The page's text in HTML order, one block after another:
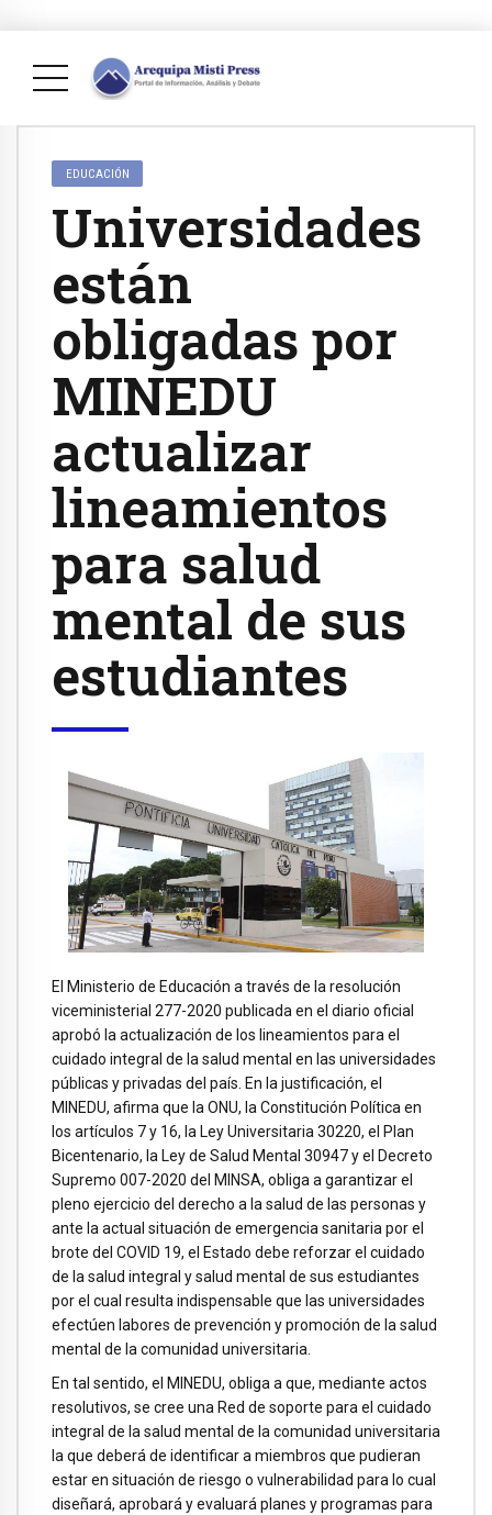
EDUCACIÓN
Universidades
están
obligadas por
MINEDU
actualizar
lineamientos
para salud
mental de sus
estudiantes
El Ministerio de Educación a través de la resolución
viceministerial 277-2020 publicada en el diario oficial
aprobó la actualización de los lineamientos para el
cuidado integral de la salud mental en las universidades
públicas y privadas del país. En la justificación, el
MINEDU, afirma que la ONU, la Constitución Política en
los artículos 7 y 16, la Ley Universitaria 30220, el Plan
Bicentenario, la Ley de Salud Mental 30947 y el Decreto
Supremo 007-2020 del MINSA, obliga a garantizar el
pleno ejercicio del derecho a la salud de las personas y
ante la actual situación de emergencia sanitaria por el
brote del COVID 19, el Estado debe reforzar el cuidado
de la salud integral y salud mental de sus estudiantes
por el cual resulta indispensable que las universidades
efectúen labores de prevención y promoción de la salud
mental de la comunidad universitaria.
En tal sentido, el MINEDU, obliga a que, mediante actos
resolutivos, se cree una Red de soporte para el cuidado
integral de la salud mental de la comunidad universitaria
la que deberá de identificar a miembros que pudieran
estar en situación de riesgo o vulnerabilidad para lo cual
diseñará, aprobará y evaluará planes y programas para